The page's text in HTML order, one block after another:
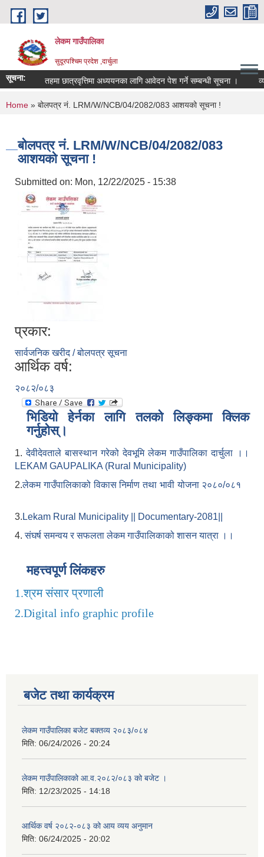
Skip to main content
लेकम गाउँपालिका
सुदूरपश्चिम प्रदेश ,दार्चुला
सूचना:
स्नातक तहमा छात्रवृत्तिमा अध्ययनका लागि आवेदन पेश गर्ने सम्बन्धी सूचना ।
You are here
Home » बोलपत्र नं. LRM/W/NCB/04/2082/083 आशयको सूचना !
बोलपत्र नं. LRM/W/NCB/04/2082/083
आशयको सूचना !
Submitted on: Mon, 12/22/2025 - 15:38
प्रकार:
सार्वजनिक खरीद / बोलपत्र सूचना
आर्थिक वर्ष:
२०८२/०८३
भिडियो हेर्नका लागि तलको लिङ्कमा क्लिक
गर्नुहोस्।
1.देवीदेवताले बासस्थान गरेको देवभूमि लेकम गाउँपालिका दार्चुला ।।
LEKAM GAUPALIKA (Rural Municipality)
2.लेकम गाउँपालिकाको विकास निर्माण तथा भावी योजना २०८०/०८१
3. Lekam Rural Municipality || Documentary-2081||
4.संघर्ष समन्वय र सफलता लेकम गाउँपालिकाको शासन यात्रा ।।
महत्त्वपूर्ण लिंकहरु
1.श्रम संसार प्रणाली
2.Digital info graphic profile
बजेट तथा कार्यक्रम
लेकम गाउँपालिका बजेट बक्तव्य २०८३/०८४
मिति: 06/24/2026 - 20:24
लेकम गाउँपालिकाको आ.व.२०८२/०८३ को बजेट ।
मिति: 12/23/2025 - 14:18
आर्थिक वर्ष २०८२-०८३ को आय व्यय अनुमान
मिति: 06/24/2025 - 20:02